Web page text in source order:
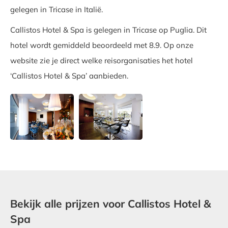
gelegen in Tricase in Italië.
Callistos Hotel & Spa is gelegen in Tricase op Puglia. Dit
hotel wordt gemiddeld beoordeeld met 8.9. Op onze
website zie je direct welke reisorganisaties het hotel
‘Callistos Hotel & Spa’ aanbieden.
Bekijk alle prijzen voor Callistos Hotel &
Spa